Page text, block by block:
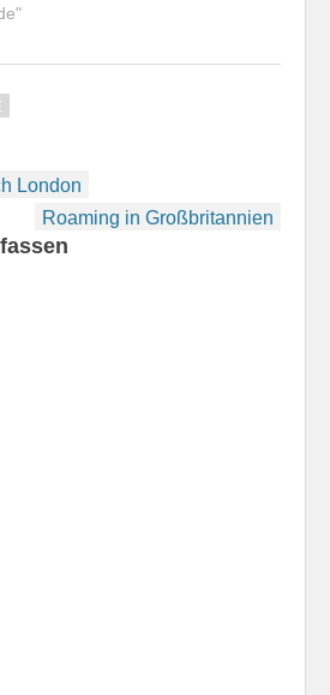
London
Roaming in Großbritannien